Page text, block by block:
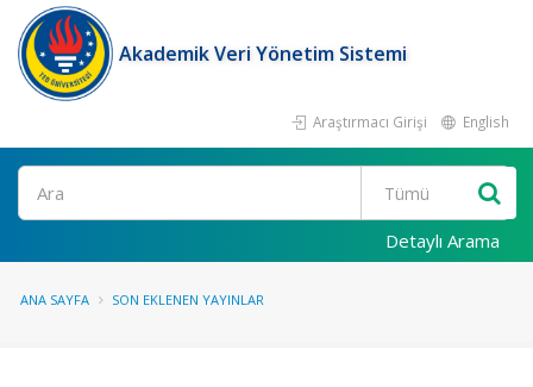
Akademik Veri Yönetim Sistemi
Araştırmacı Girişi English
Ara
Detaylı Arama
ANA SAYFA SON EKLENEN YAYINLAR